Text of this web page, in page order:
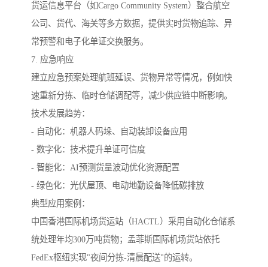
货运信息平台（如Cargo Community System）整合航空
公司、货代、海关等多方数据，提供实时货物追踪、异
常预警和电子化单证交换服务。
7. 应急响应
建立应急预案处理航班延误、货物异常等情况，例如快
速重新分拣、临时仓储调配等，减少供应链中断影响。
技术发展趋势：
- 自动化：机器人码垛、自动装卸设备应用
- 数字化：技术提升单证可信度
- 智能化：AI预测货量波动优化资源配置
- 绿色化：光伏屋顶、电动地勤设备降低碳排放
典型应用案例：
中国香港国际机场货运站（HACTL）采用自动化仓储系
统处理年均300万吨货物；孟菲斯国际机场货站依托
FedEx枢纽实现"夜间分拣-清晨配送"的运转。